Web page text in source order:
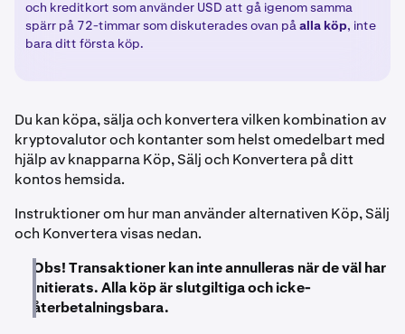
och kreditkort som använder USD att gå igenom samma
spärr på 72-timmar som diskuterades ovan påalla köp, inte
bara ditt första köp.
Du kan köpa, sälja och konvertera vilken kombination av
kryptovalutor och kontanter som helst omedelbart med
hjälp av knapparna Köp, Sälj och Konvertera på ditt
kontos hemsida.
Instruktioner om hur man använder alternativen Köp, Sälj
och Konvertera visas nedan.
Obs! Transaktioner kan inte annulleras när de väl har
initierats. Alla köp är slutgiltiga och icke-
återbetalningsbara.